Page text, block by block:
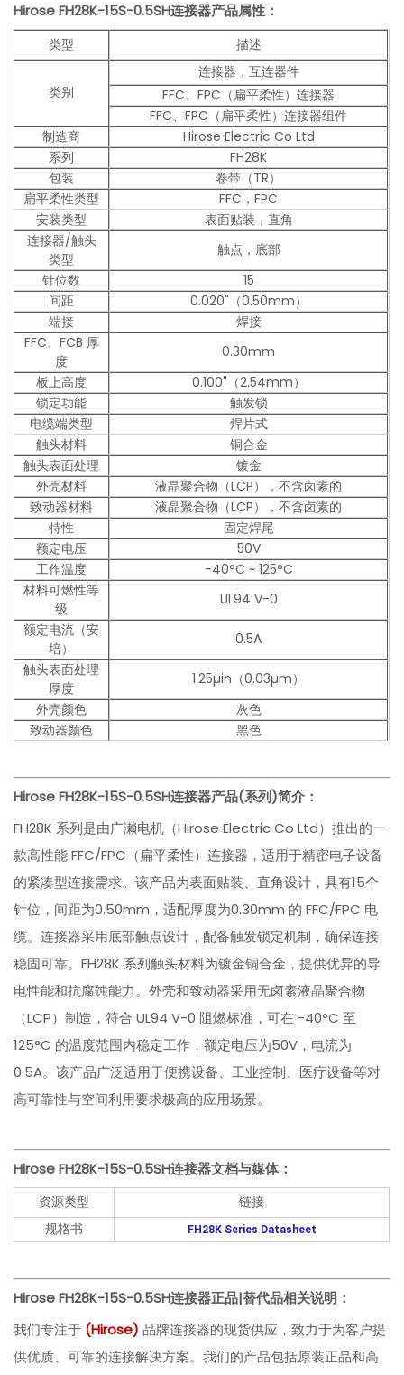
Hirose FH28K-15S-0.5SH连接器产品属性：
类型 描述
类别
连接器，互连器件
FFC、FPC（扁平柔性）连接器
FFC、FPC（扁平柔性）连接器组件
制造商
Hirose Electric Co Ltd
系列
FH28K
包装
卷带（TR）
扁平柔性类型
FFC，FPC
安装类型
表面贴装，直角
连接器/触头
类型
触点，底部
针位数
15
间距
0.020"（0.50mm）
端接
焊接
FFC、FCB 厚
度
0.30mm
板上高度
0.100"（2.54mm）
锁定功能
触发锁
电缆端类型
焊片式
触头材料
铜合金
触头表面处理
镀金
外壳材料
液晶聚合物（LCP），不含卤素的
致动器材料
液晶聚合物（LCP），不含卤素的
特性
固定焊尾
额定电压
50V
工作温度
-40°C ~ 125°C
材料可燃性等
级
UL94 V-0
额定电流（安
培）
0.5A
触头表面处理
厚度
1.25µin（0.03µm）
外壳颜色
灰色
致动器颜色
黑色
HiroseFH28K-15S-0.5SH连接器产品(系列)简介：
FH28K 系列是由广濑电机（Hirose Electric Co Ltd）推出的一
款高性能 FFC/FPC（扁平柔性）连接器，适用于精密电子设备
的紧凑型连接需求。该产品为表面贴装、直角设计，具有15个
针位，间距为0.50mm，适配厚度为0.30mm 的 FFC/FPC 电
缆。连接器采用底部触点设计，配备触发锁定机制，确保连接
稳固可靠。FH28K 系列触头材料为镀金铜合金，提供优异的导
电性能和抗腐蚀能力。外壳和致动器采用无卤素液晶聚合物
（LCP）制造，符合 UL94 V-0 阻燃标准，可在 -40°C 至
125°C 的温度范围内稳定工作，额定电压为50V，电流为
0.5A。该产品广泛适用于便携设备、工业控制、医疗设备等对
高可靠性与空间利用要求极高的应用场景。
HiroseFH28K-15S-0.5SH连接器文档与媒体：
资源类型
链接
规格书
FH28K Series Datasheet
Hirose FH28K-15S-0.5SH连接器正品|替代品相关说明：
我们专注于 (Hirose)品牌连接器的现货供应，致力于为客户提
供优质、可靠的连接解决方案。我们的产品包括原装正品和高